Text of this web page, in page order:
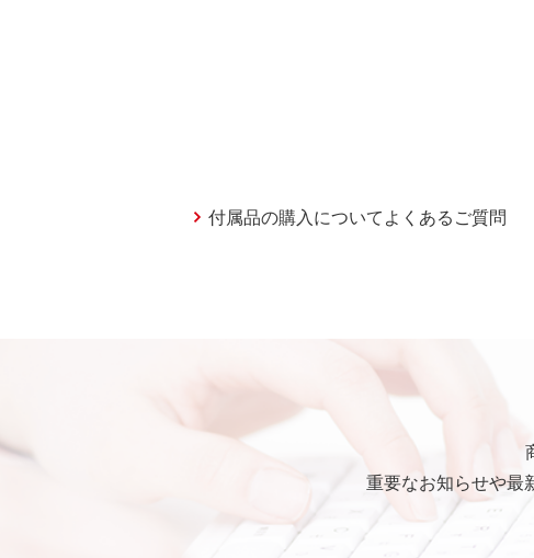
付属品の購入についてよくあるご質問
重要なお知らせや最